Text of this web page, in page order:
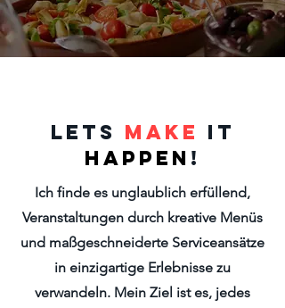
Lets make it
happen !
Ich finde es unglaublich erfüllend,
Veranstaltungen durch kreative Menüs
und maßgeschneiderte Serviceansätze
in einzigartige Erlebnisse zu
verwandeln. Mein Ziel ist es, jedes